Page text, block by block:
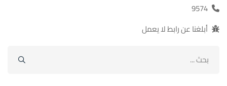
9574
أبلغنا عن رابط لا يعمل